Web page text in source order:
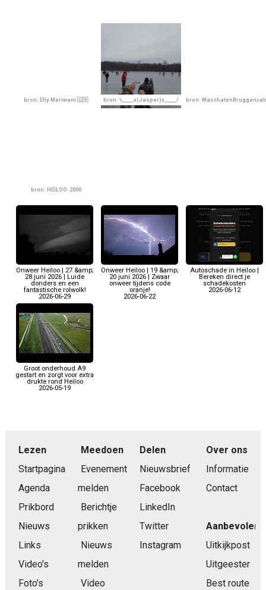
bron: Elly Meriwani 🇺🇦 bron: \_____x(Jasper)x_____/ bron:
bron: HEILOO-2000
Onweer Heiloo | 27 &amp;
28 juni 2026 | Luide
donders en een
fantastische rolwolk!
2026-06-29
Onweer Heiloo | 19 &amp;
20 juni 2026 | Zwaar
onweer tijdens code
oranje!
2026-06-22
Autoschade in Heiloo |
Bereken direct je
schadekosten
2026-06-12
Groot onderhoud A9
gestart en zorgt voor extra
drukte rond Heiloo
2026-05-19
Lezen
Startpagina
Agenda
Prikbord
Nieuws
Links
Video's
Foto's
Meedoen
Evenement
melden
Berichtje
prikken
Nieuws
melden
Video
Delen
Nieuwsbrief
Facebook
LinkedIn
Twitter
Instagram
Over ons
Informatie
Contact
Aanbevolen
Uitkijkpost
Uitgeester
Best route